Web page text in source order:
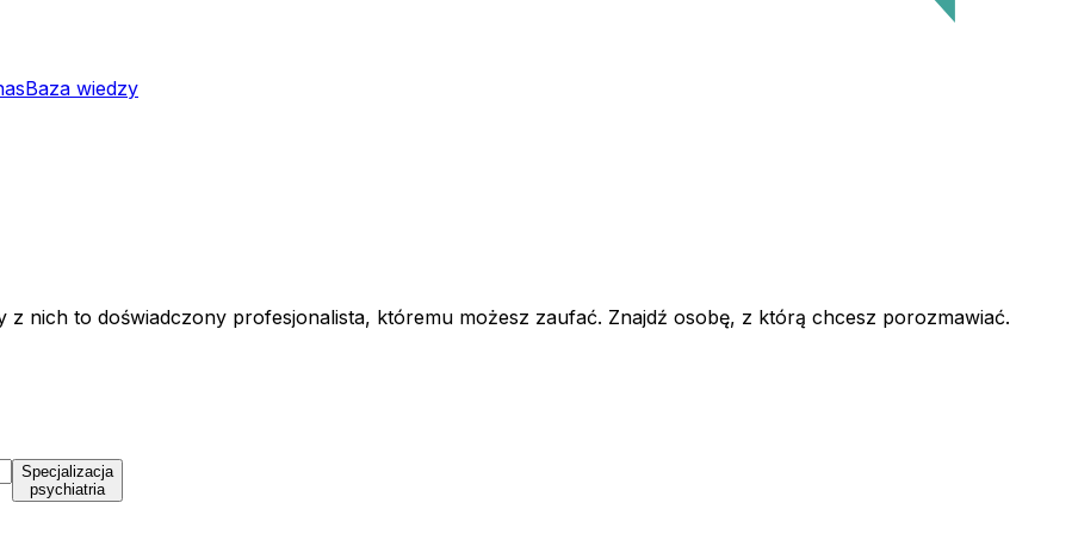
Baza wiedzy
nich to doświadczony profesjonalista, któremu możesz zaufać. Znajdź osobę, z którą chcesz porozmawiać.
Specjalizacja
psychiatria